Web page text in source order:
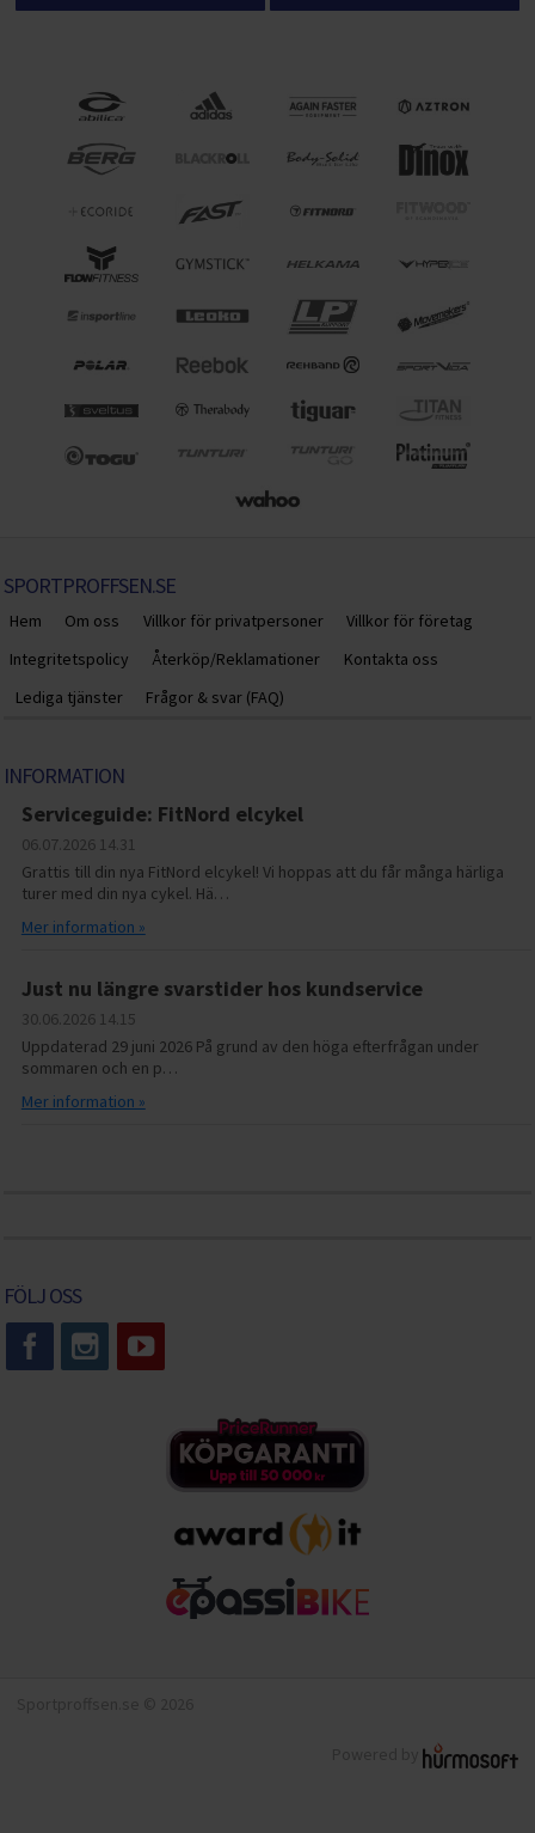
SPORTPROFFSEN.SE
Hem Om oss Villkor för privatpersoner
Villkor för företag
Integritetspolicy
Återköp/Reklamationer
Kontakta oss
Lediga tjänster
Frågor & svar (FAQ)
INFORMATION
Serviceguide: FitNord elcykel
06.07.2026 14.31
Grattis till din nya FitNord elcykel! Vi hoppas att du får många härliga
turer med din nya cykel. Hä…
Mer information »
Just nu längre svarstider hos kundservice
30.06.2026 14.15
Uppdaterad 29 juni 2026 På grund av den höga efterfrågan under
sommaren och en p…
Mer information »
FÖLJ OSS